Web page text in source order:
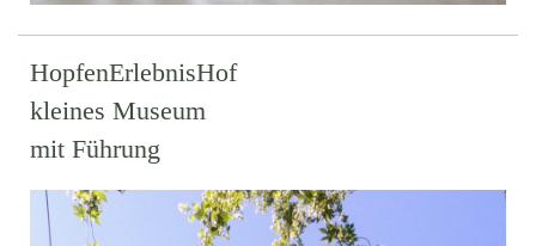
HopfenErlebnisHof
kleines Museum
mit Führung